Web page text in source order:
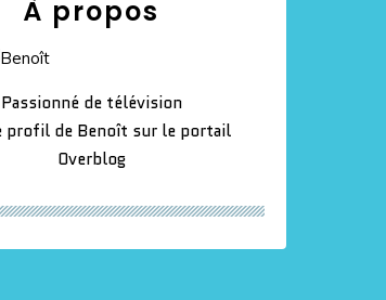
À propos
Passionné de télévision
profil de Benoît sur le portail
Overblog